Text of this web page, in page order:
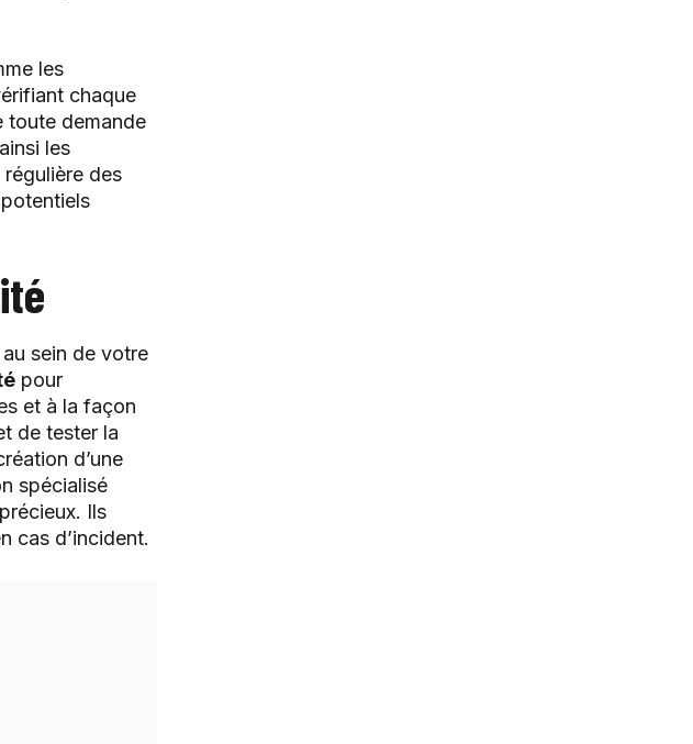
les
chaque
toute demande
les
des
au sein de votre
pour
et à la façon
de tester la
d’une
spécialisé
Ils
cas d’incident.